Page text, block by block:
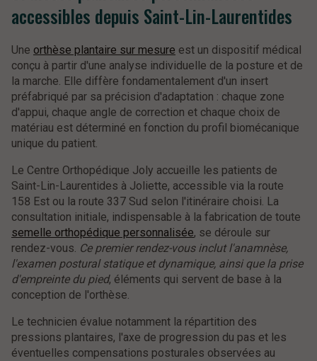
accessibles depuis Saint-Lin-Laurentides
Une orthèse plantaire sur mesure est un dispositif médical
conçu à partir d'une analyse individuelle de la posture et de
la marche. Elle diffère fondamentalement d'un insert
préfabriqué par sa précision d'adaptation : chaque zone
d'appui, chaque angle de correction et chaque choix de
matériau est déterminé en fonction du profil biomécanique
unique du patient.
Le Centre Orthopédique Joly accueille les patients de
Saint-Lin-Laurentides à Joliette, accessible via la route
158 Est ou la route 337 Sud selon l'itinéraire choisi. La
consultation initiale, indispensable à la fabrication de toute
semelle orthopédique personnalisée, se déroule sur
rendez-vous. Ce premier rendez-vous inclut l'anamnèse,
l'examen postural statique et dynamique, ainsi que la prise
d'empreinte du pied, éléments qui servent de base à la
conception de l'orthèse.
Le technicien évalue notamment la répartition des
pressions plantaires, l'axe de progression du pas et les
éventuelles compensations posturales observées au